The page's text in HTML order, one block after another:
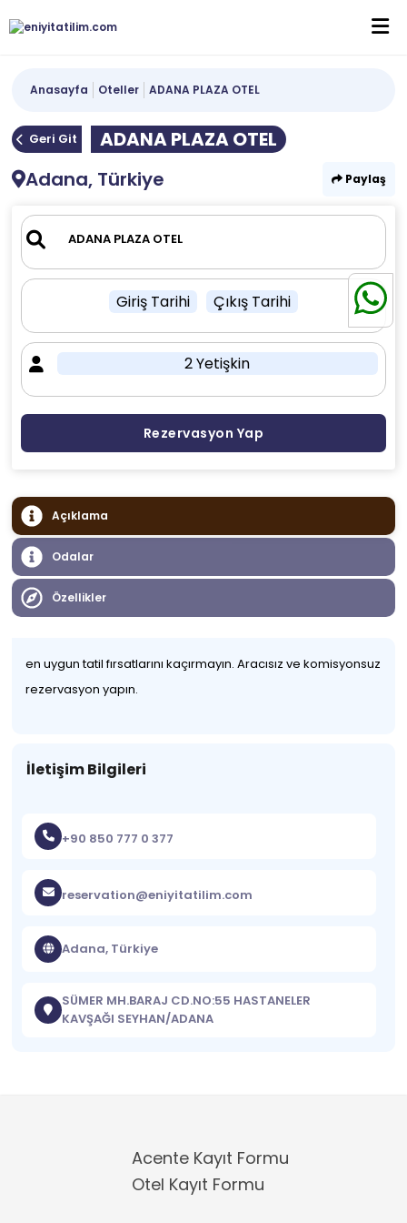
Anasayfa Oteller ADANA PLAZA OTEL
Geri Git
ADANA PLAZA OTEL
Adana, Türkiye
Paylaş
Giriş Tarihi Çıkış Tarihi
2 Yetişkin
Rezervasyon Yap
Açıklama
Odalar
Özellikler
en uygun tatil fırsatlarını kaçırmayın. Aracısız ve komisyonsuz
rezervasyon yapın.
İletişim Bilgileri
+90 850 777 0 377
reservation@eniyitatilim.com
Adana, Türkiye
SÜMER MH.BARAJ CD.NO:55 HASTANELER
KAVŞAĞI SEYHAN/ADANA
Acente Kayıt Formu
Otel Kayıt Formu